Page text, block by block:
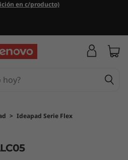
en c/producto)
> Ideapad Serie Flex